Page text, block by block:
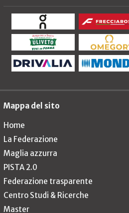
Mappa del sito
Home
La Federazione
Maglia azzurra
PISTA 2.0
Federazione trasparente
Centro Studi & Ricerche
Master